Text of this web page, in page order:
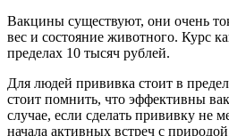
Вакцины существуют, они очень
вес и состояние животного. Курс
пределах 10 тысяч рублей.
Для людей прививка стоит в
стоит помнить, что эффективны
случае, если сделать прививку не
начала активных встреч с